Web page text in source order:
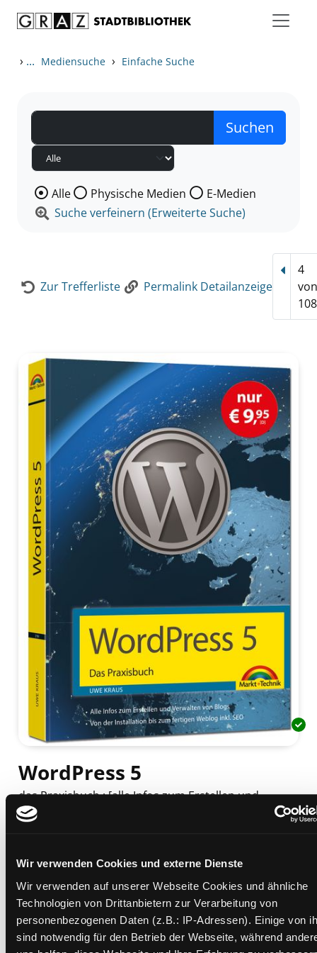
Wir verwenden Cookies und externe Dienste
Wir verwenden auf unserer Webseite Cookies und ähnliche
Technologien von Drittanbietern zur Verarbeitung von
personenbezogenen Daten (z.B.: IP-Adressen). Einige von
sind notwendig für den Betrieb der Webseite, während
› ... Mediensuche › Einfache Suche
Wählen Sie die Medienart nach der Sie suchen wollen.
Alle Physische Medien
E-Medien
Suche verfeinern (Erweiterte Suche)
Zur Trefferliste Permalink Detailanzeige
4
von
108
WordPress 5
das Praxisbuch ; [alle Infos zum Erstellen und
Verwalten von Blogs ; von der Installation bis zum
Verfasser:Suche nach diesem Verfasser
Kraus, Uwe
Beschreibung ein-/ausblenden
Mehr Informationen ein-/ausblenden